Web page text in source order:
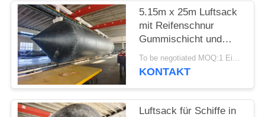
5.15m x 25m Luftsack
mit Reifenschnur
Gummischicht und
ISO14409 Zertifikat
To be negotiated MOQ:1 Einheit
KONTAKT
Luftsack für Schiffe in